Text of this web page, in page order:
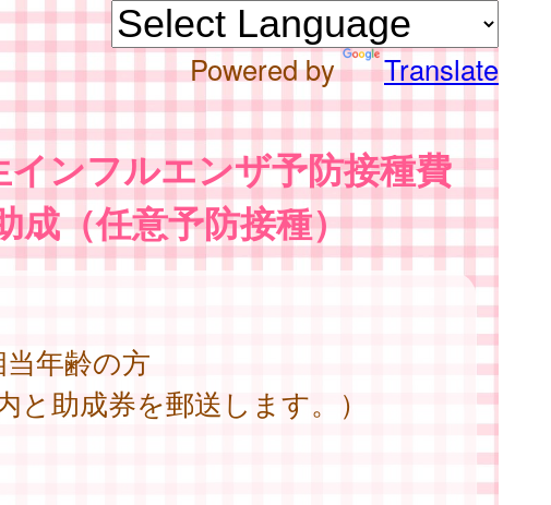
Powered by Translate
インフルエンザ予防接種費
成（任意予防接種）
年齢の方
と助成券を郵送します。）